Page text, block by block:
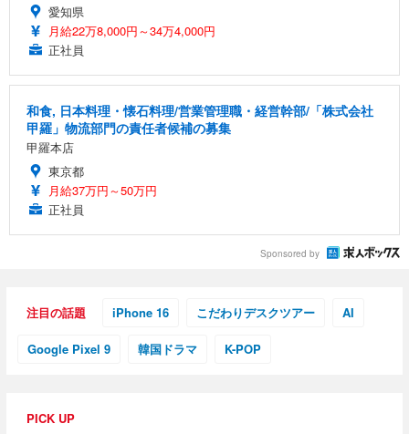
愛知県
月給22万8,000円～34万4,000円
正社員
和食, 日本料理・懐石料理/営業管理職・経営幹部/「株式会社
甲羅」物流部門の責任者候補の募集
甲羅本店
東京都
月給37万円～50万円
正社員
Sponsored by
注目の話題 iPhone 16 こだわりデスクツアー AI
Google Pixel 9 韓国ドラマ K-POP
PICK UP